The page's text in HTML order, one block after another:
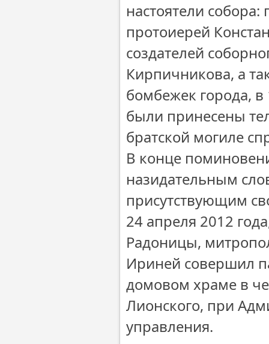
настоятели
протоиерей
создателей
Кирпичникова, а
бомбежек города,
были принесены
братской могиле
В конце
назидательным
присутствующим
24 апреля 2012
Радоницы,
Ириней совершил
домовом храме в
Лионского, при
управления.